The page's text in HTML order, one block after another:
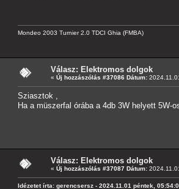
Mondeo 2003 Turnier 2.0 TDCI Ghia (FMBA)
Válasz: Elektromos dolgok
« Új hozzászólás #37086 Dátum:
Sziasztok ,
Ha a müszerfal órába a 4db 3W helyett
Válasz: Elektromos dolgok
« Új hozzászólás #37087 Dátum:
Idézetet írta: gerencsersz - 2024.11.01 péntek,